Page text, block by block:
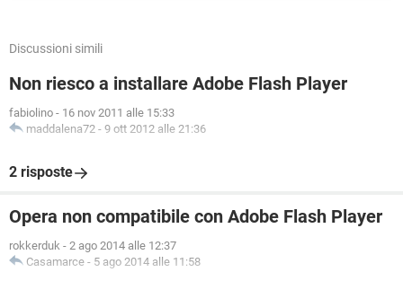
Discussioni simili
Non riesco a installare Adobe Flash Player
fabiolino - 16 nov 2011 alle 15:33
maddalena72 - 9 ott 2012 alle 21:36
2 risposte
Opera non compatibile con Adobe Flash Player
rokkerduk - 2 ago 2014 alle 12:37
Casamarce - 5 ago 2014 alle 11:58